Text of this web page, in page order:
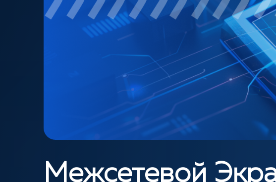
Межсетевой